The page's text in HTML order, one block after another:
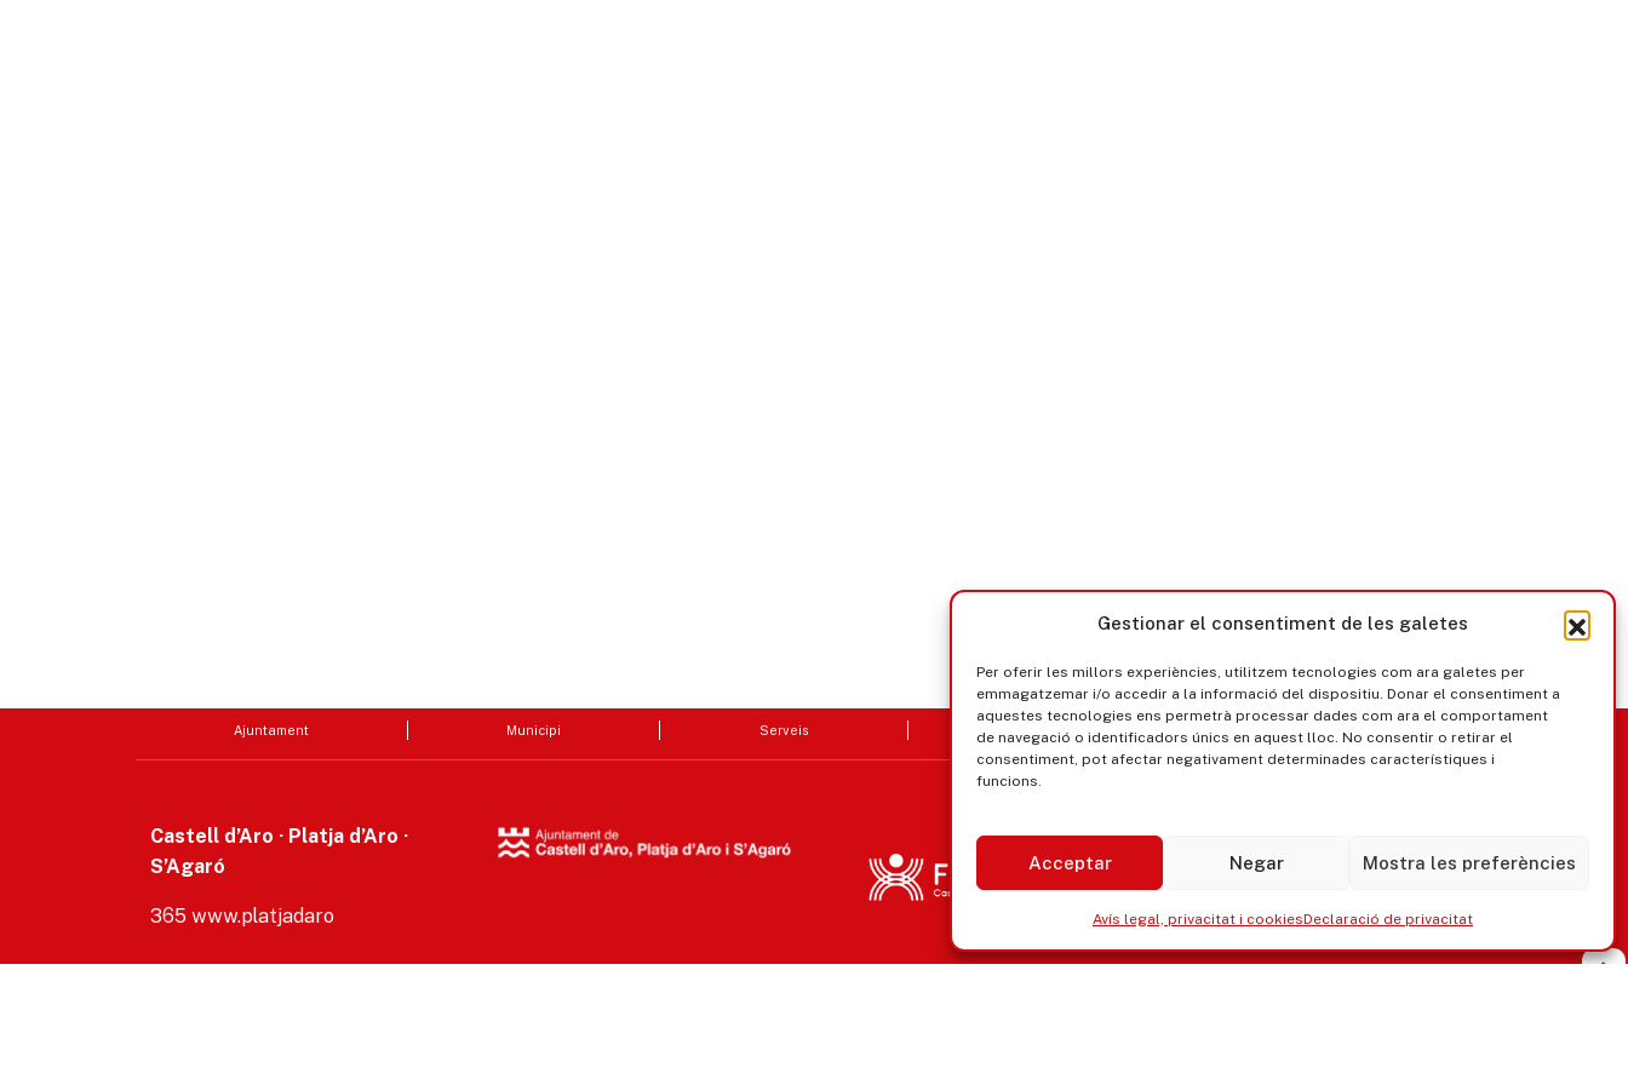
Gestionar el consentiment de les galetes
Per oferir les millors experiències, utilitzem tecnologies com ara galetes per
emmagatzemar i/o accedir a la informació del dispositiu. Donar el consentiment a
aquestes tecnologies ens permetrà processar dades com ara el comportament
de navegació o identificadors únics en aquest lloc. No consentir o retirar el
consentiment, pot afectar negativament determinades característiques i
funcions.
Acceptar Negar Mostra les preferències
Avís legal, privacitat i cookiesDeclaració de privacitat
Ajuntament Municipi Serveis Seu electrònica Govern obert
Castell d’Aro · Platja d’Aro ·
S’Agaró
365 www.platjadaro